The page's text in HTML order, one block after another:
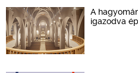
A
igazodva